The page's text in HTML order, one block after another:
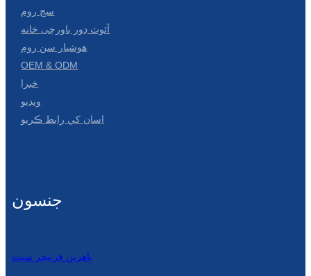
سج روم
آئوٽ ڊور باورچی خانه
هوشيار سن روم
OEM & ODM
خبرا
ويڊيو
اسان کي رابط ڪريو
جنسون
ٻاهرين فرنيچر سيٽ